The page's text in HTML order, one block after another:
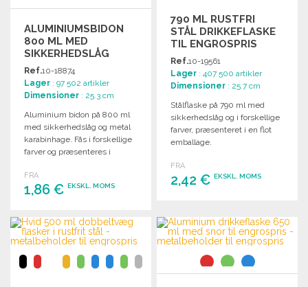
ALUMINIUMSBIDON
800 ML MED
SIKKERHEDSLÅG
Ref.10-18874
Lager : 97 502 artikler
Dimensioner : 25.3 cm
Aluminium bidon på 800 ml
med sikkerhedslåg og metal
karabinhage. Fås i forskellige
farver og præsenteres i
FRA
1,86 € EKSKL. MOMS
BESTIL
Anmod om et tilbud
790 ML RUSTFRI
STÅL DRIKKEFLASKE
TIL ENGROSPRIS
Ref.10-19561
Lager : 407 500 artikler
Dimensioner : 25.7 cm
Stålflaske på 790 ml med
sikkerhedslåg og i forskellige
farver, præsenteret i en flot
emballage.
FRA
2,42 €EKSKL. MOMS
Anmod om et tilbud